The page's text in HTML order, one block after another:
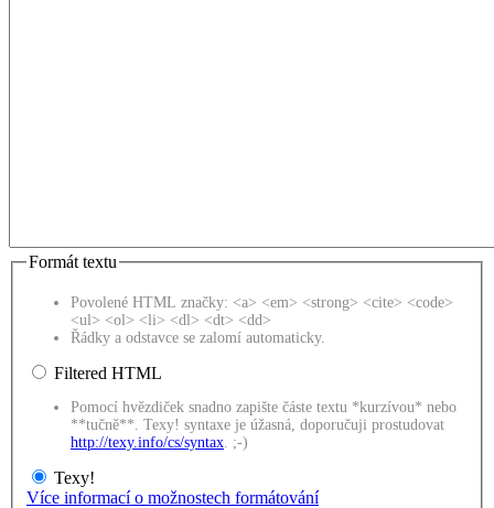
Formát textu
Povolené HTML značky: <a> <em> <strong> <cite> <code>
<ul> <ol> <li> <dl> <dt> <dd>
Řádky a odstavce se zalomí automaticky.
Filtered HTML
Pomocí hvězdiček snadno zapište částe textu *kurzívou* nebo
**tučně**. Texy! syntaxe je úžasná, doporučuji prostudovat
http://texy.info/cs/syntax . ;-)
Texy!
Více informací o možnostech formátování